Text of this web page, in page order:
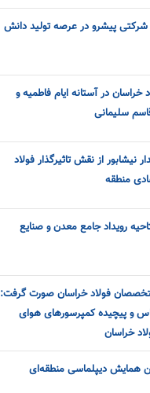
پیشرو در عرصه تولید دانش
خراسان در آستانه ایام فاطمیه و
سلیمانی
نیشابور از نقش تاثیرگذار فولاد
منطقه
رویداد جامع معدن و صنایع
فولاد خراسان صورت گرفت:
و پیچیده کمپرسورهای هوای
خراسان
همایش دیپلماسی منطقه‌ای